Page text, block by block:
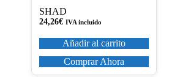
SHAD
24,26€ IVA incluido
Añadir al carrito
Comprar Ahora